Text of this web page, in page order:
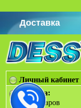
Доставка
Личный кабинет
Корзина:
Нет товаров